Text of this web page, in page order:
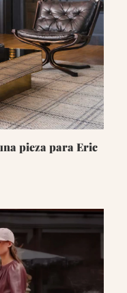
pieza para Eric